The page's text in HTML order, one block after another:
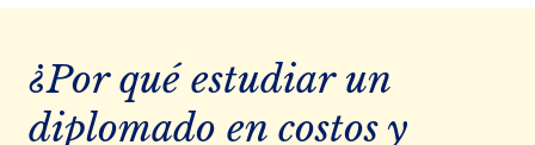
¿Por qué estudiar un
diplomado en costos y